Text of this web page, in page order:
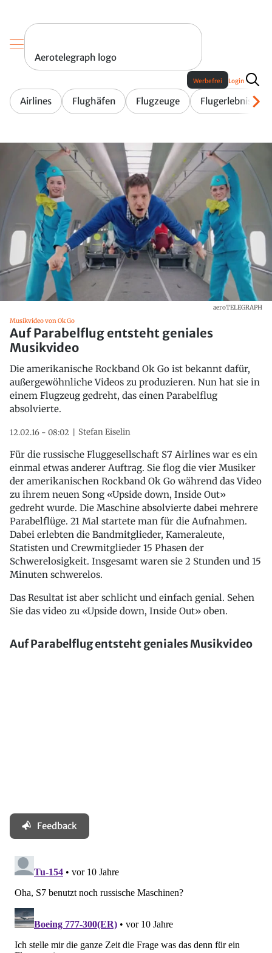
Aerotelegraph logo
Airlines Flughäfen Flugzeuge Flugerlebnis
Werbefrei Login
aeroTELEGRAPH
Musikvideo von Ok Go
Auf Parabelflug entsteht geniales
Musikvideo
Die amerikanische Rockband Ok Go ist bekannt dafür,
außergewöhnliche Videos zu produzieren. Nun hat sie in
einem Flugzeug gedreht, das einen Parabelflug
absolvierte.
12.02.16 - 08:02 Stefan Eiselin
Für die russische Fluggesellschaft S7 Airlines war es ein
einmal etwas anderer Auftrag. Sie flog die vier Musiker
der amerikanischen Rockband Ok Go während das Video
zu ihrem neuen Song «Upside down, Inside Out»
gedreht wurde. Die Maschine absolvierte dabei mehrere
Parabelflüge. 21 Mal startete man für die Aufnahmen.
Dabei erlebten die Bandmitglieder, Kameraleute,
Statisten und Crewmitglieder 15 Phasen der
Schwerelosigkeit. Insgesamt waren sie 2 Stunden und 15
Minuten schwerelos.
Das Resultat ist aber schlicht und einfach genial. Sehen
Sie das video zu «Upside down, Inside Out» oben.
Auf Parabelflug entsteht geniales Musikvideo
Feedback